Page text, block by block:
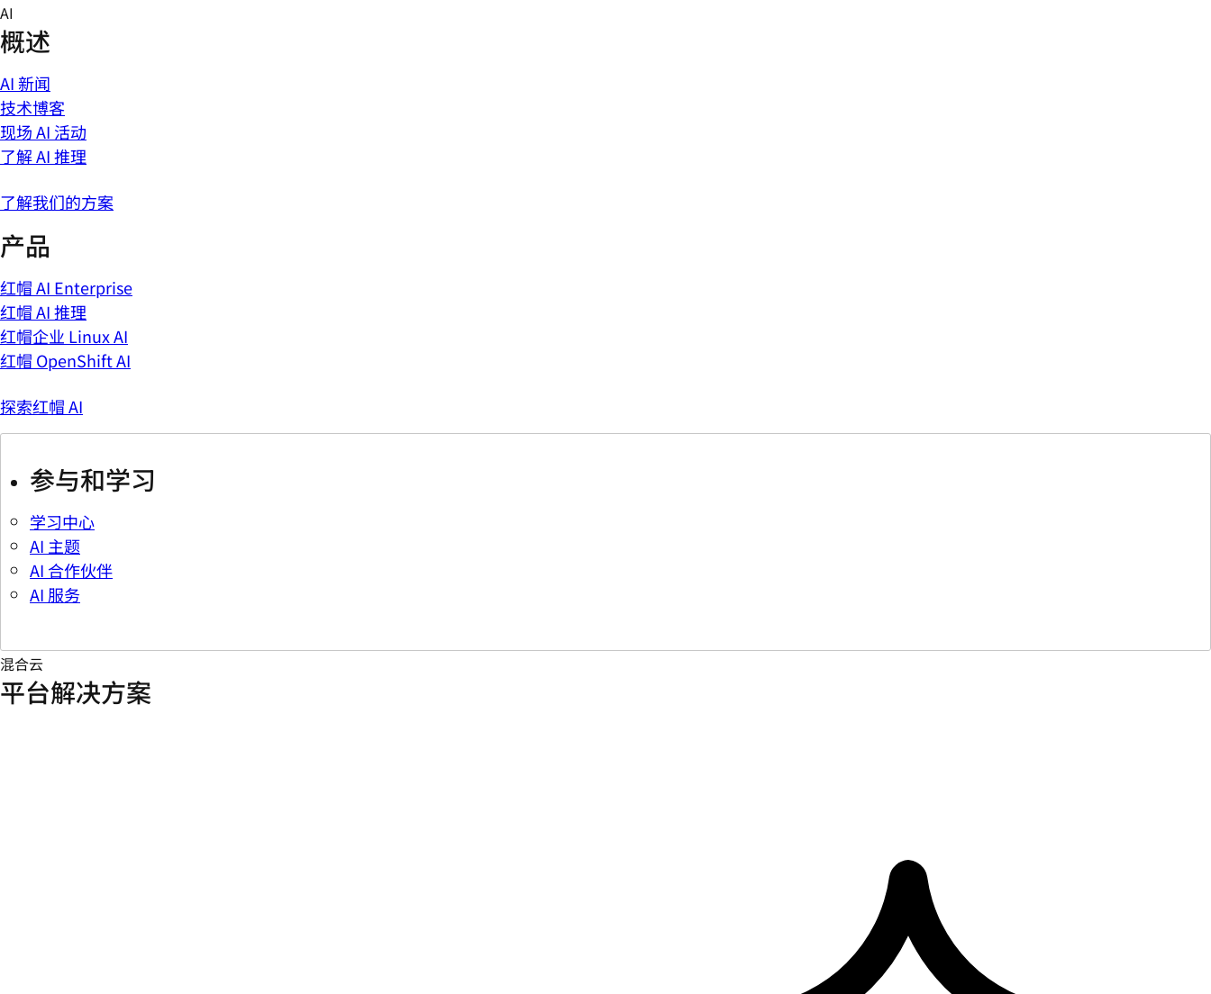
Skip
to
content
AI
概述
AI 新闻
技术博客
现场 AI 活动
了解 AI 推理
了解我们的方案
产品
红帽 AI Enterprise
红帽 AI 推理
红帽企业 Linux AI
红帽 OpenShift AI
探索红帽 AI
参与和学习
学习中心
AI 主题
AI 合作伙伴
AI 服务
混合云
平台解决方案